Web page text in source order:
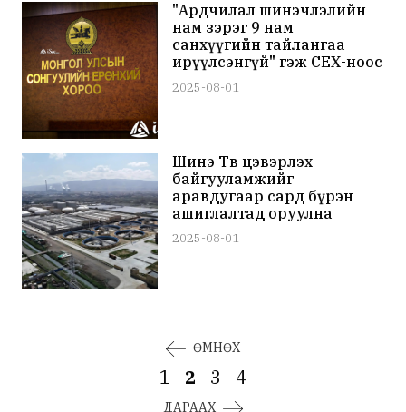
"Ардчилал шинэчлэлийн
нам зэрэг 9 нам
санхүүгийн тайлангаа
ирүүлсэнгүй" гэж СЕХ-ноос
мэдээллээ
2025-08-01
Шинэ Төв цэвэрлэх
байгууламжийг
аравдугаар сард бүрэн
ашиглалтад оруулна
2025-08-01
ӨМНӨХ
1 2 3 4
ДАРААХ